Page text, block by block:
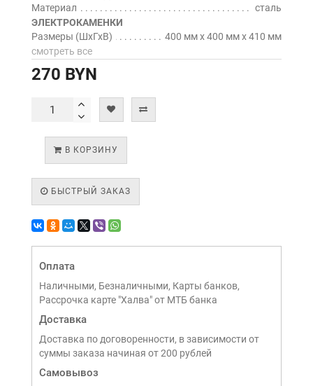
Материал
сталь
ЭЛЕКТРОКАМЕНКИ
Размеры (ШхГхВ)
400 мм х 400 мм х 410 мм
смотреть все
270 BYN
В КОРЗИНУ
БЫСТРЫЙ ЗАКАЗ
Оплата
Наличными, Безналичными, Карты банков,
Рассрочка карте "Халва" от МТБ банка
Доставка
Доставка по договоренности, в зависимости от
суммы заказа начиная от 200 рублей
Самовывоз